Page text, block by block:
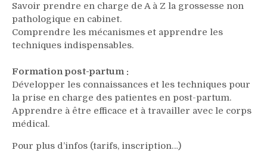
Savoir prendre en charge de A à Z la grossesse non
pathologique en cabinet.
Comprendre les mécanismes et apprendre les
techniques indispensables.
Formation post-partum :
Développer les connaissances et les techniques pour
la prise en charge des patientes en post-partum.
Apprendre à être efficace et à travailler avec le corps
médical.
Pour plus d’infos (tarifs, inscription…)